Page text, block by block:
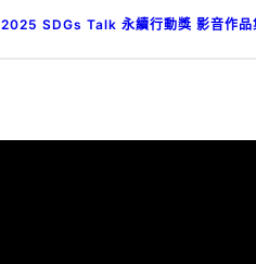
2025 SDGs Talk 永續行動獎 影音作品